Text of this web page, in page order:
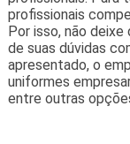
profissionais
Por isso, não
de suas dúvidas
apresentado, o
uniformes
entre outras